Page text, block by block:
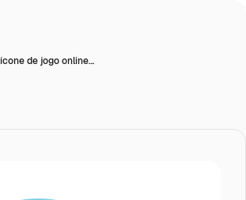
ícone de jogo online…